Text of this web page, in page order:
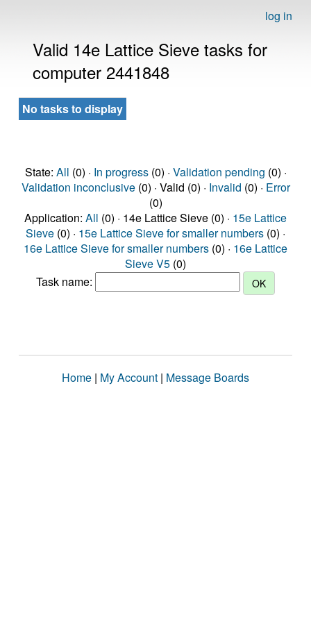
log in
Valid 14e Lattice Sieve tasks for
computer 2441848
No tasks to display
State: All (0) · In progress(0) · Validation pending (0) ·
Validation inconclusive(0) · Valid (0) · Invalid (0) · Error
(0)
Application: All (0) · 14e Lattice Sieve (0) · 15e Lattice
Sieve (0) · 15e Lattice Sieve for smaller numbers (0) ·
16e Lattice Sieve for smaller numbers (0) · 16e Lattice
Sieve V5 (0)
Task name:
Home | My Account | Message Boards